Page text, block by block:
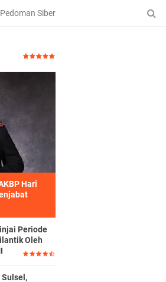
Pedoman Siber
Hari
Periode
Oleh